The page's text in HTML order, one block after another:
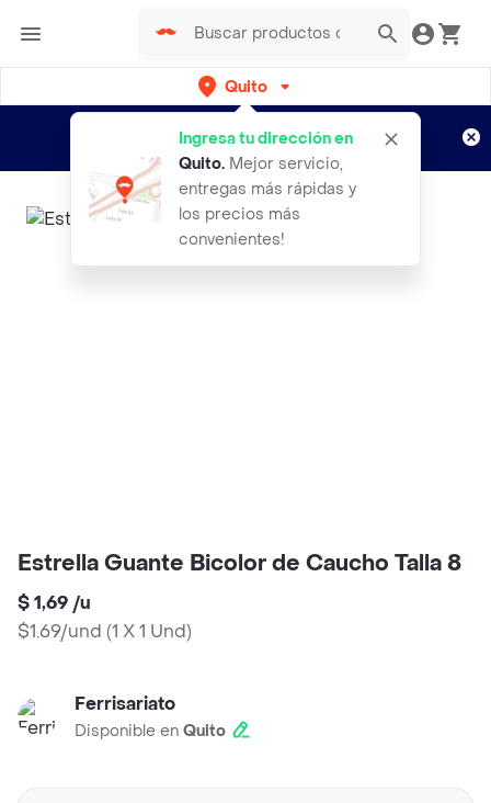
Quito
Ingresa tu dirección en
Quito. Mejor servicio,
entregas más rápidas y
los precios más
convenientes!
envíos gratis por semanas
Aplican TyC
Estrella Guante Bicolor de Caucho Talla 8
$ 1,69 /u
$1.69/und (1 X 1 Und)
Ferrisariato
Disponible en Quito